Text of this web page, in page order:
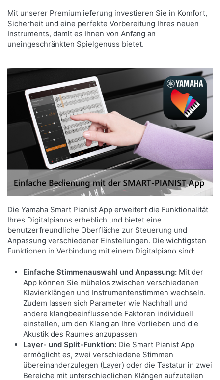
Mit unserer Premiumlieferung investieren Sie in Komfort,
Sicherheit und eine perfekte Vorbereitung Ihres neuen
Instruments, damit es Ihnen von Anfang an
uneingeschränkten Spielgenuss bietet.
Die Yamaha Smart Pianist App erweitert die Funktionalität
Ihres Digitalpianos erheblich und bietet eine
benutzerfreundliche Oberfläche zur Steuerung und
Anpassung verschiedener Einstellungen. Die wichtigsten
Funktionen in Verbindung mit einem Digitalpiano sind:
Einfache Stimmenauswahl und Anpassung: Mit der
App können Sie mühelos zwischen verschiedenen
Klavierklängen und Instrumentenstimmen wechseln.
Zudem lassen sich Parameter wie Nachhall und
andere klangbeeinflussende Faktoren individuell
einstellen, um den Klang an Ihre Vorlieben und die
Akustik des Raumes anzupassen.
Layer- und Split-Funktion: Die Smart Pianist App
ermöglicht es, zwei verschiedene Stimmen
übereinanderzulegen (Layer) oder die Tastatur in zwei
Bereiche mit unterschiedlichen Klängen aufzuteilen